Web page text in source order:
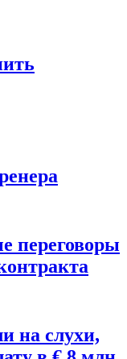
переговоры
на слухи,